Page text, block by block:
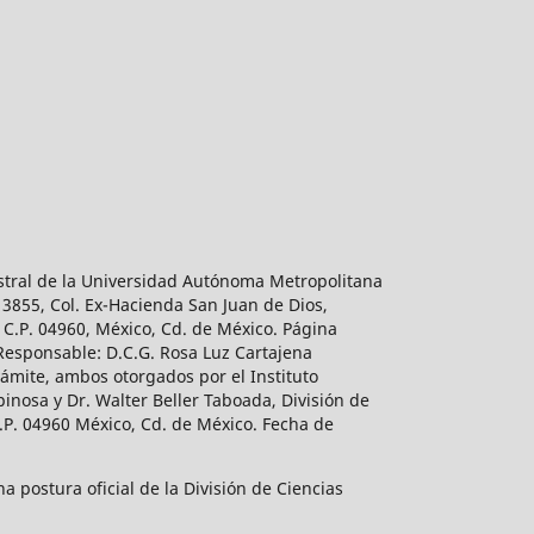
de la Universidad Autónoma Metropolitana
Col. Ex-Hacienda San Juan de Dios,
04960, México, Cd. de México. Página
D.C.G. Rosa Luz Cartajena
ambos otorgados por el Instituto
y Dr. Walter Beller Taboada, División de
04960 México, Cd. de México. Fecha de
postura oficial de la División de Ciencias